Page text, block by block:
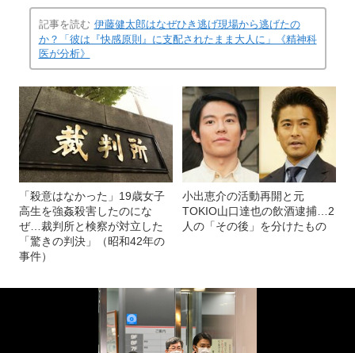
記事を読む 伊藤健太郎はなぜひき逃げ現場から逃げたの
か？「彼は『快感原則』に支配されたまま大人に」《精神科
医が分析》
「殺意はなかった」19歳女子
高生を強姦殺害したのにな
ぜ…裁判所と検察が対立した
「驚きの判決」（昭和42年の
事件）
小出恵介の活動再開と元
TOKIO山口達也の飲酒逮捕…2
人の「その後」を分けたもの